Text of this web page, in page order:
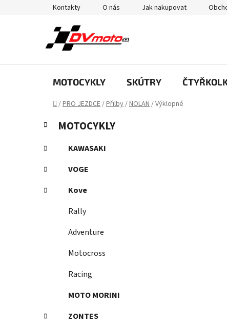
Kontakty O nás Jak nakupovat
MOTOCYKLY SKÚTRY
Domů
/PRO JEZDCE/Přilby/NOLAN/Výklopné
P
s
r
a
Přeskočit
kategorie
K
a
e
g
o
r
MOTOCYKLY
KAWASAKI
VOGE
Kove
Rally
Adventure
Motocross
Racing
MOTO MORINI
ZONTES